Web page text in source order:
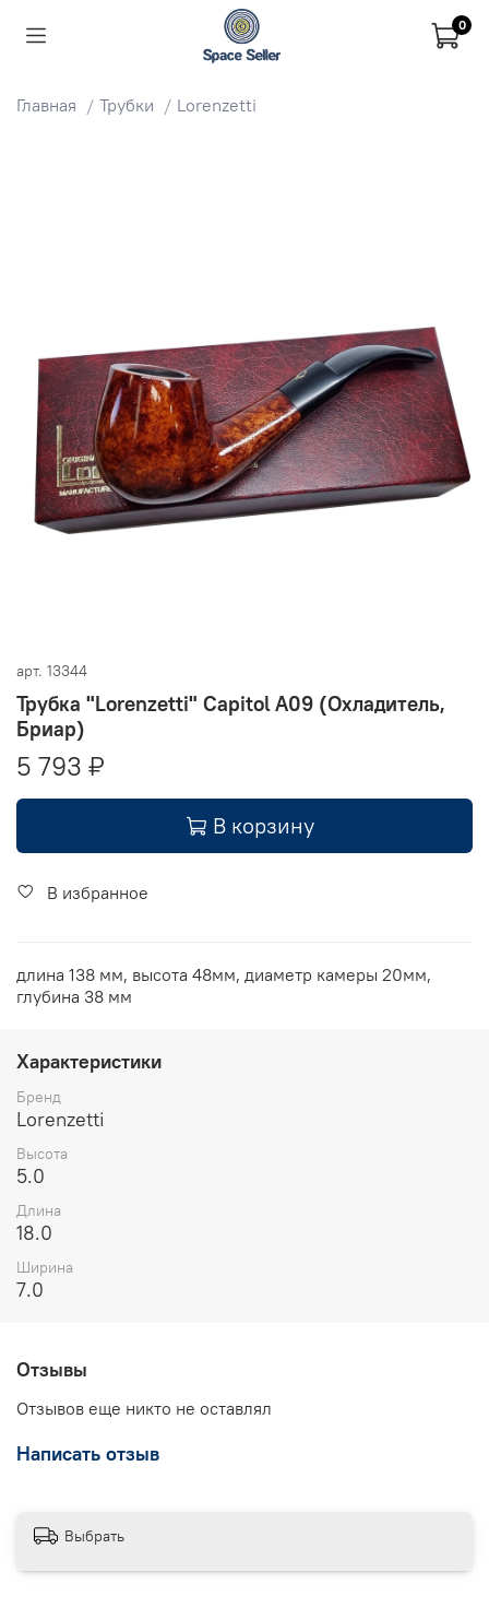
0
Главная Трубки Lorenzetti
арт. 13344
Трубка "Lorenzetti" Capitol A09 (Охладитель,
Бриар)
5 793 ₽
В корзину
В избранное
длина 138 мм, высота 48мм, диаметр камеры 20мм,
глубина 38 мм
Характеристики
Бренд
Lorenzetti
Высота
5.0
Длина
18.0
Ширина
7.0
Отзывы
Отзывов еще никто не оставлял
Написать отзыв
Выбрать